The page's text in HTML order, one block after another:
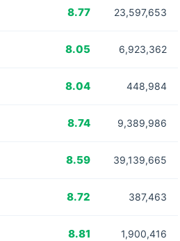
8.77 23,597,653
8.05 6,923,362
8.04 448,984
8.74 9,389,986
8.59 39,139,665
8.72 387,463
8.81 1,900,416